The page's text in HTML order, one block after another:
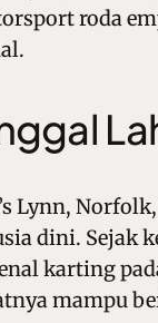
roda
Lynn,
dini. Sejak
karting
mampu